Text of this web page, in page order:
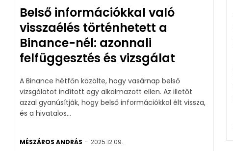
Belső információkkal való
visszaélés történhetett a
Binance-nél: azonnali
felfüggesztés és vizsgálat
A Binance hétfőn közölte, hogy vasárnap belső
vizsgálatot indított egy alkalmazott ellen. Az illetőt
azzal gyanúsítják, hogy belső információkkal élt vissza,
és a hivatalos...
MÉSZÁROS ANDRÁS - 2025.12.09.